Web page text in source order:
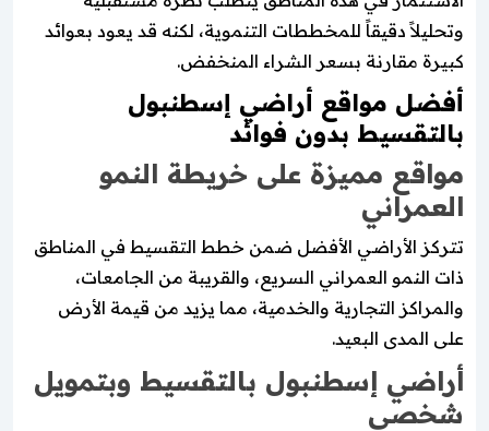
وتحليلاً دقيقاً للمخططات التنموية، لكنه قد يعود بعوائد
كبيرة مقارنة بسعر الشراء المنخفض.
أفضل مواقع أراضي إسطنبول
بالتقسيط بدون فوائد
مواقع مميزة على خريطة النمو
العمراني
تتركز الأراضي الأفضل ضمن خطط التقسيط في المناطق
ذات النمو العمراني السريع، والقريبة من الجامعات،
والمراكز التجارية والخدمية، مما يزيد من قيمة الأرض
على المدى البعيد.
أراضي إسطنبول بالتقسيط وبتمويل
شخصي